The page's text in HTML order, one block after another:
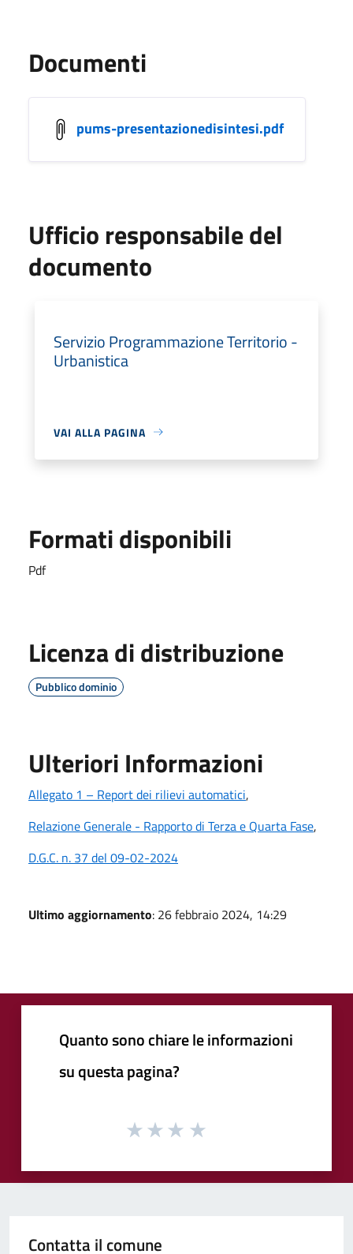
Documenti
pums-presentazionedisintesi.pdf
Ufficio responsabile del
documento
Servizio Programmazione Territorio -
Urbanistica
VAI ALLA PAGINA
Formati disponibili
Pdf
Licenza di distribuzione
Pubblico dominio
Ulteriori Informazioni
Allegato 1 – Report dei rilievi automatici,
Relazione Generale - Rapporto di Terza e Quarta Fase,
D.G.C. n. 37 del 09-02-2024
Ultimo aggiornamento: 26 febbraio 2024, 14:29
Quanto sono chiare le informazioni
su questa pagina?
Contatta il comune